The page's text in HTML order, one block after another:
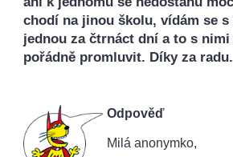
chodí na jinou školu, vídám se
jednou za čtrnáct dní a to s nimi
pořádně promluvit. Díky za radu.
Odpověď
Milá anonymko,